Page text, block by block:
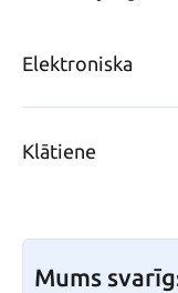
Elektroniska
Klātiene
Mums